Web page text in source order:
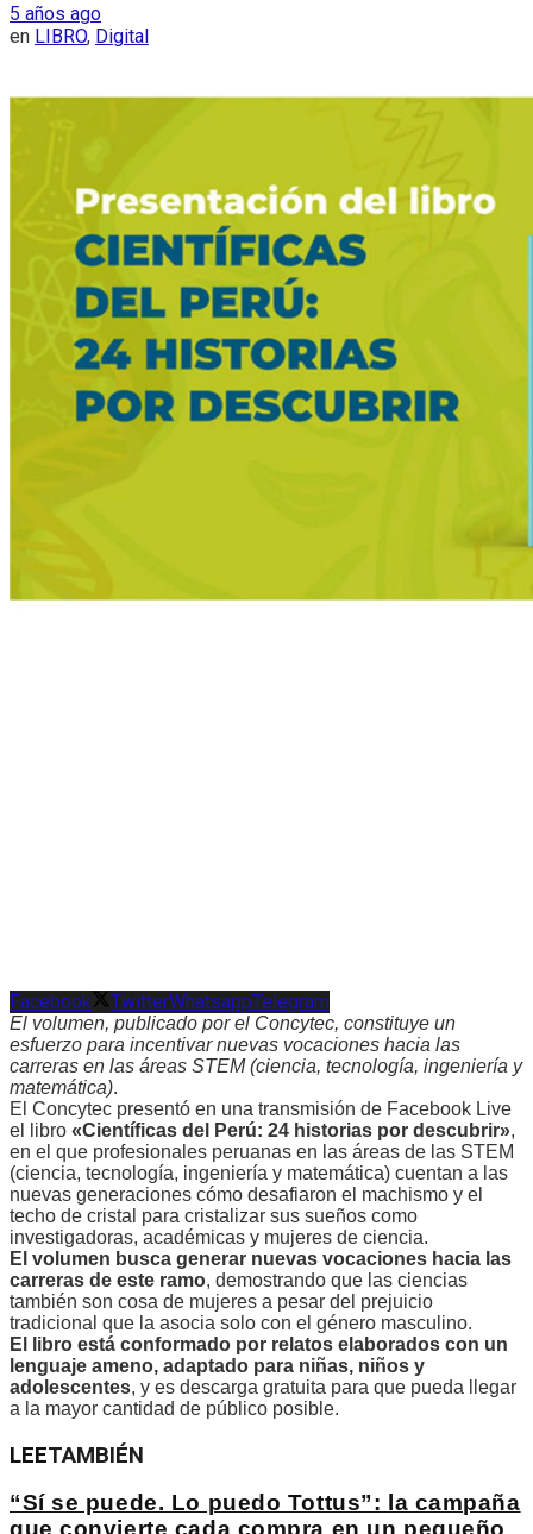
5 años ago
en LIBRO, Digital
Facebook TwitterWhatsappTelegram
El volumen, publicado por el Concytec, constituye un
esfuerzo para incentivar nuevas vocaciones hacia las
carreras en las áreas STEM (ciencia, tecnología, ingeniería y
matemática).
El Concytec presentó en una transmisión de Facebook Live
el libro «Científicas del Perú: 24 historias por descubrir»,
en el que profesionales peruanas en las áreas de las STEM
(ciencia, tecnología, ingeniería y matemática) cuentan a las
nuevas generaciones cómo desafiaron el machismo y el
techo de cristal para cristalizar sus sueños como
investigadoras, académicas y mujeres de ciencia.
El volumen busca generar nuevas vocaciones hacia las
carreras de este ramo, demostrando que las ciencias
también son cosa de mujeres a pesar del prejuicio
tradicional que la asocia solo con el género masculino.
El libro está conformado por relatos elaborados con un
lenguaje ameno, adaptado para niñas, niños y
adolescentes, y es descarga gratuita para que pueda llegar
a la mayor cantidad de público posible.
LEETAMBIÉN
“Sí se puede. Lo puedo Tottus”: la campaña
que convierte cada compra en un pequeño